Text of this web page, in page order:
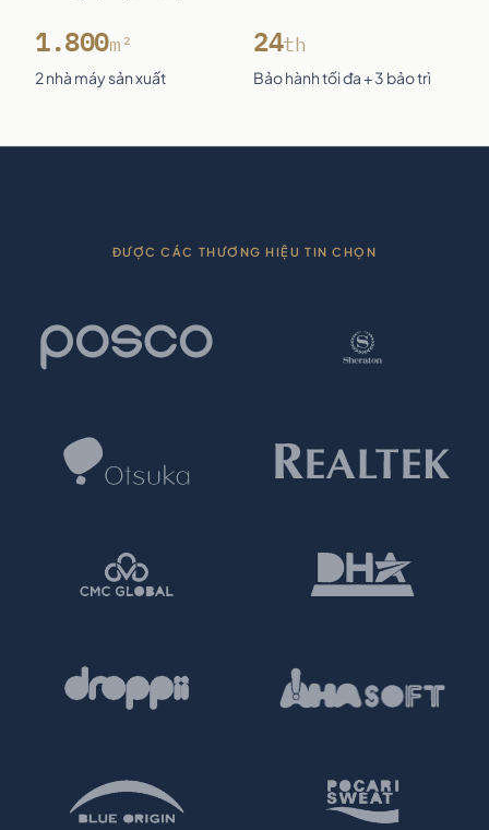
1.800m²
2 nhà máy sản xuất
24th
Bảo hành tối đa + 3 bảo trì
ĐƯỢC CÁC THƯƠNG HIỆU TIN CHỌN